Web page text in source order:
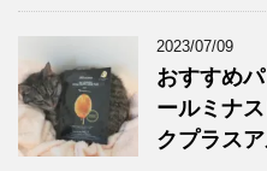
2023/07/09
おすすめ
ールミナ
クプラス